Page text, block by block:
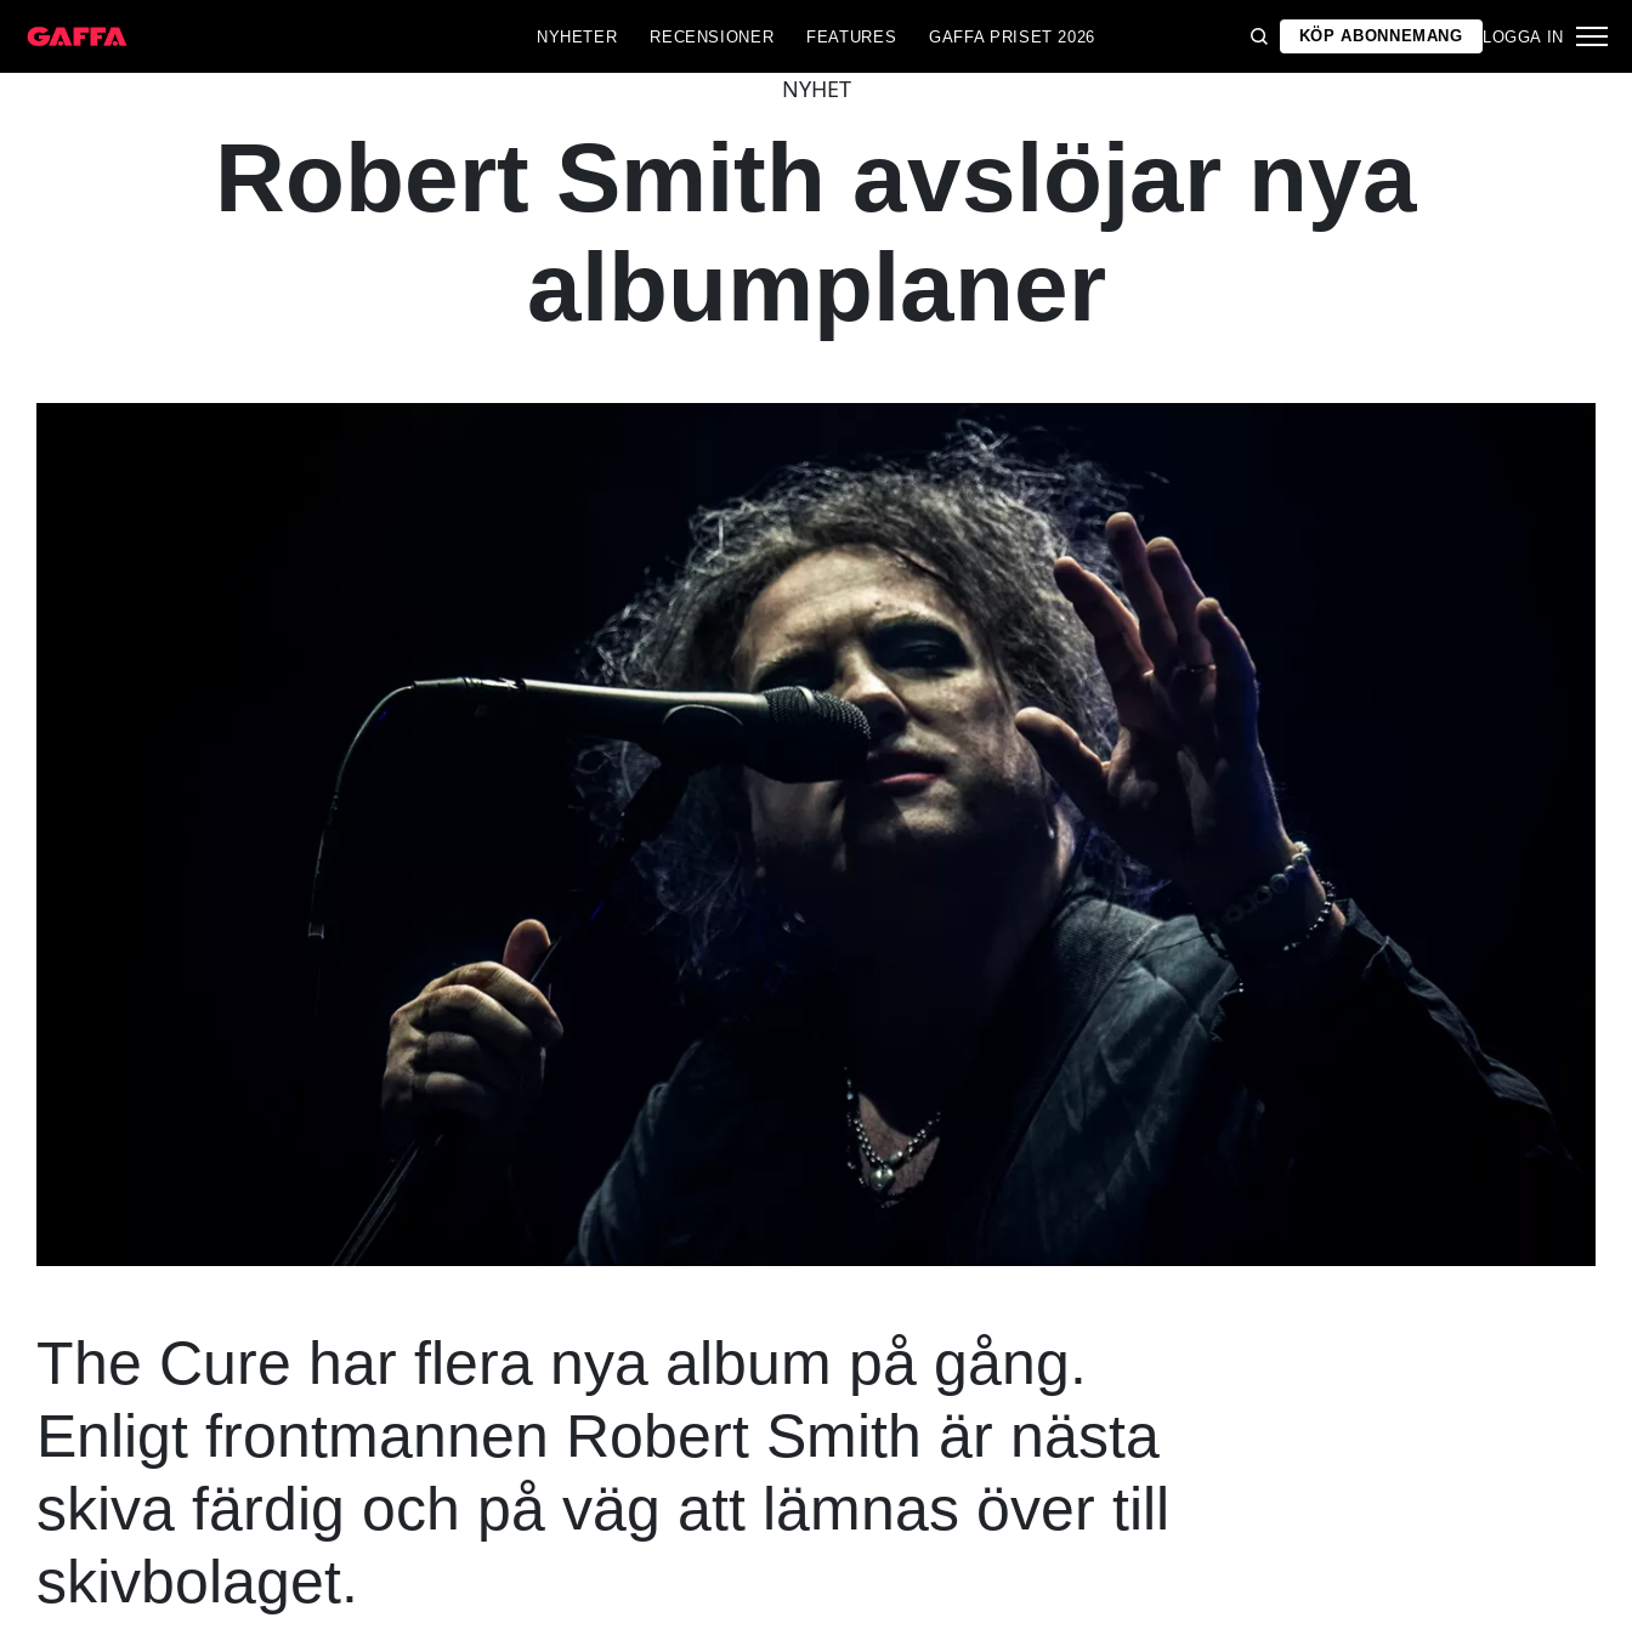
NYHETER RECENSIONER FEATURES GAFFA PRISET 2026 KÖP ABONNEMANG LOGGA IN
NYHET
Robert Smith avslöjar nya
albumplaner
The Cure har flera nya album på gång.
Enligt frontmannen Robert Smith är nästa
skiva färdig och på väg att lämnas över till
skivbolaget.